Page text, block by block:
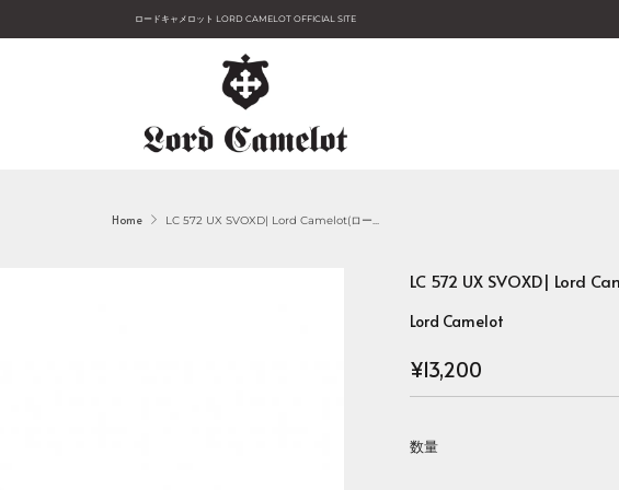
ロードキャメロット LORD CAMELOT OFFICIAL SITE
Home LC 572 UX SVOXD| Lord Camelot(ロー...
LC 572 UX SVOXD| Lord
Lord Camelot
Regular
price
¥13,200
数量